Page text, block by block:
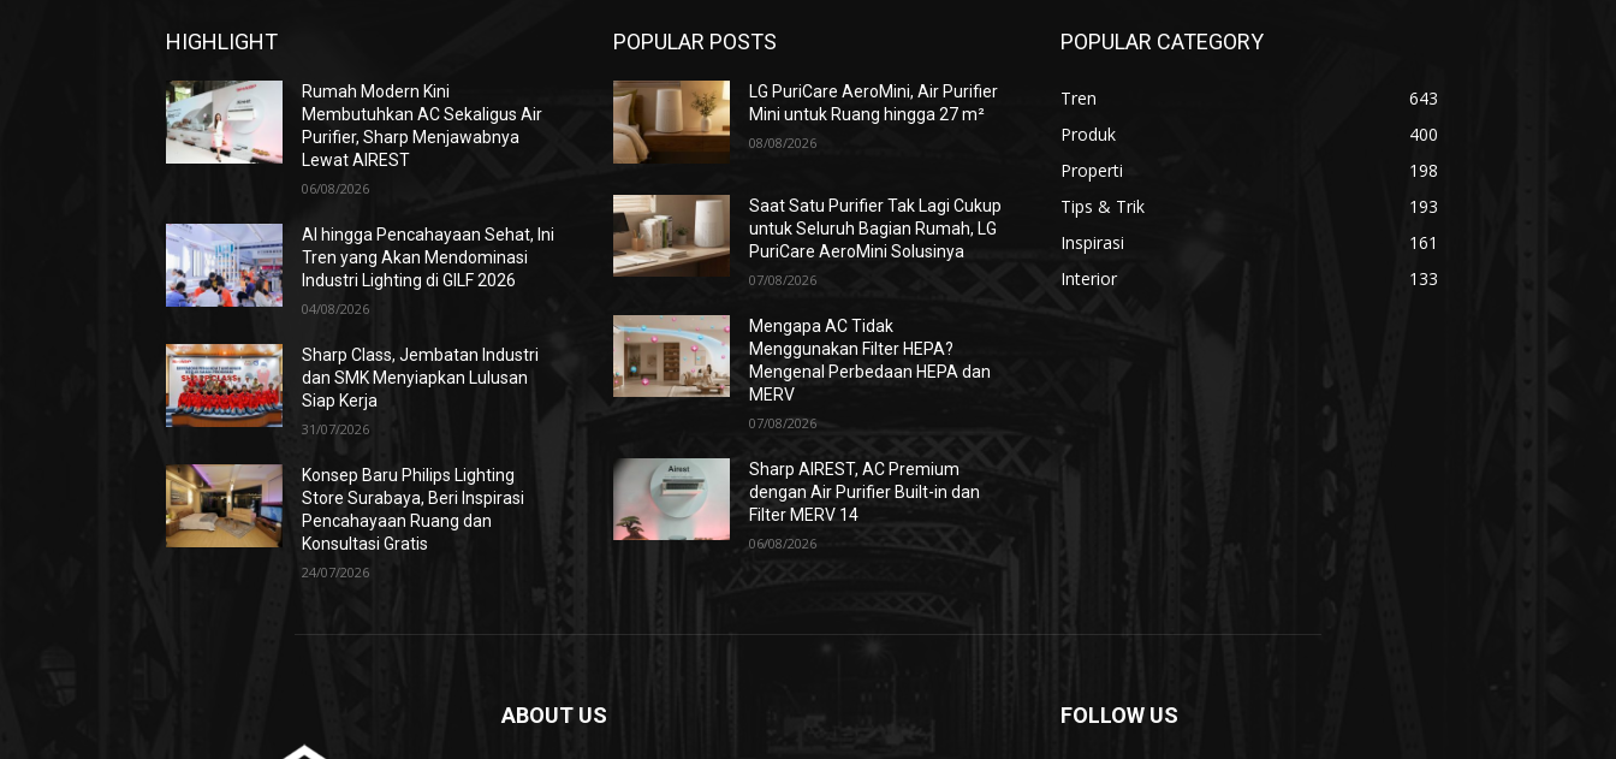
HIGHLIGHT
Rumah Modern Kini
Membutuhkan AC Sekaligus Air
Purifier, Sharp Menjawabnya
Lewat AIREST
06/08/2026
AI hingga Pencahayaan Sehat, Ini
Tren yang Akan Mendominasi
Industri Lighting di GILF 2026
04/08/2026
Sharp Class, Jembatan Industri
dan SMK Menyiapkan Lulusan
Siap Kerja
31/07/2026
Konsep Baru Philips Lighting
Store Surabaya, Beri Inspirasi
Pencahayaan Ruang dan
Konsultasi Gratis
24/07/2026
POPULAR POSTS
LG PuriCare AeroMini, Air Purifier
Mini untuk Ruang hingga 27 m²
08/08/2026
Saat Satu Purifier Tak Lagi Cukup
untuk Seluruh Bagian Rumah, LG
PuriCare AeroMini Solusinya
07/08/2026
Mengapa AC Tidak
Menggunakan Filter HEPA?
Mengenal Perbedaan HEPA dan
MERV
07/08/2026
Sharp AIREST, AC Premium
dengan Air Purifier Built-in dan
Filter MERV 14
06/08/2026
POPULAR CATEGORY
Tren
643
Produk
400
Properti
198
Tips & Trik
193
Inspirasi
161
Interior
133
ABOUT US FOLLOW US